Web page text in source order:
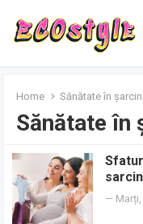
Home Sănătate în
Sănătate în
—